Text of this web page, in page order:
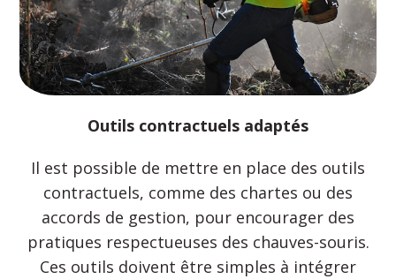
Outils contractuels adaptés
Il est possible de mettre en place des outils
contractuels, comme des chartes ou des
accords de gestion, pour encourager des
pratiques respectueuses des chauves-souris.
Ces outils doivent être simples à intégrer